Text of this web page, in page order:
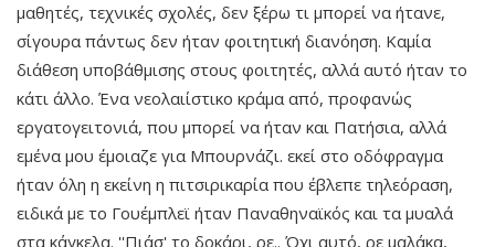
μαθητές, τεχνικές σχολές, δεν ξέρω τι μπορεί να ήτανε,
σίγουρα πάντως δεν ήταν φοιτητική διανόηση. Καμία
διάθεση υποβάθμισης στους φοιτητές, αλλά αυτό ήταν το
κάτι άλλο. Ένα νεολαιίστικο κράμα από, προφανώς
εργατογειτονιά, που μπορεί να ήταν και Πατήσια, αλλά
εμένα μου έμοιαζε για Μπουρνάζι. εκεί στο οδόφραγμα
ήταν όλη η εκείνη η πιτσιρικαρία που έβλεπε τηλεόραση,
ειδικά με το Γουέμπλεϊ ήταν Παναθηναϊκός και τα μυαλά
στα κάγκελα. ''Πιάσ' το δοκάρι, ρε.. Όχι αυτό, ρε μαλάκα,